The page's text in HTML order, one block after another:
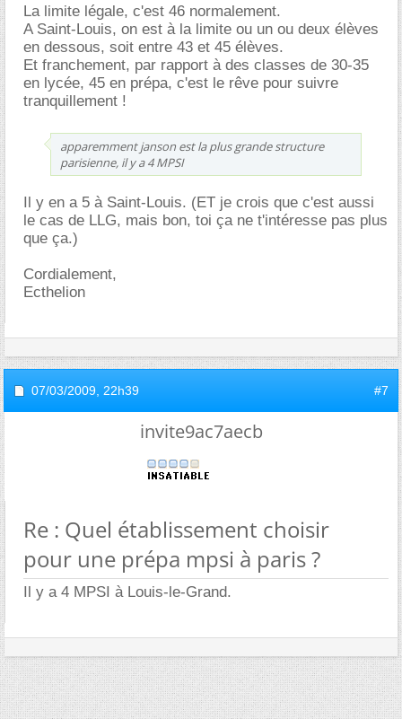
La limite légale, c'est 46 normalement.
A Saint-Louis, on est à la limite ou un ou deux élèves
en dessous, soit entre 43 et 45 élèves.
Et franchement, par rapport à des classes de 30-35
en lycée, 45 en prépa, c'est le rêve pour suivre
tranquillement !
apparemment janson est la plus grande structure
parisienne, il y a 4 MPSI
Il y en a 5 à Saint-Louis. (ET je crois que c'est aussi
le cas de LLG, mais bon, toi ça ne t'intéresse pas plus
que ça.)
Cordialement,
Ecthelion
07/03/2009, 22h39 #7
invite9ac7aecb
Re : Quel établissement choisir
pour une prépa mpsi à paris ?
Il y a 4 MPSI à Louis-le-Grand.